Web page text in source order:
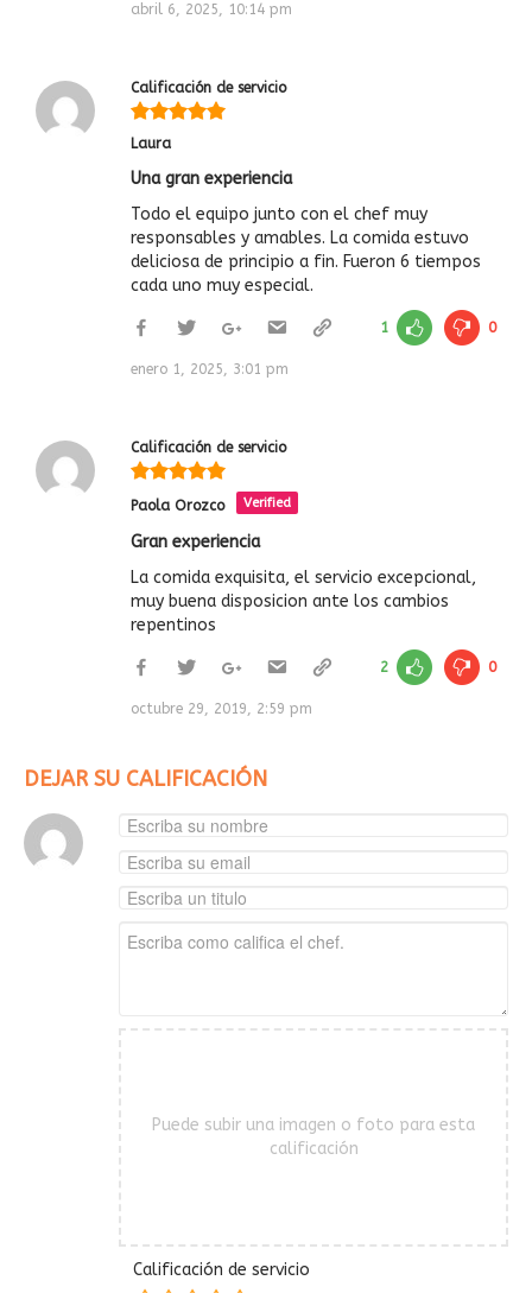
abril 6, 2025, 10:14 pm
Calificación de servicio
Laura
Una gran experiencia
Todo el equipo junto con el chef muy
responsables y amables. La comida estuvo
deliciosa de principio a fin. Fueron 6 tiempos
cada uno muy especial.
1 0
enero 1, 2025, 3:01 pm
Calificación de servicio
Paola Orozco Verified
Gran experiencia
La comida exquisita, el servicio excepcional,
muy buena disposicion ante los cambios
repentinos
2 0
octubre 29, 2019, 2:59 pm
DEJAR SU CALIFICACIÓN
Puede subir una imagen o foto para esta
calificación
Calificación de servicio